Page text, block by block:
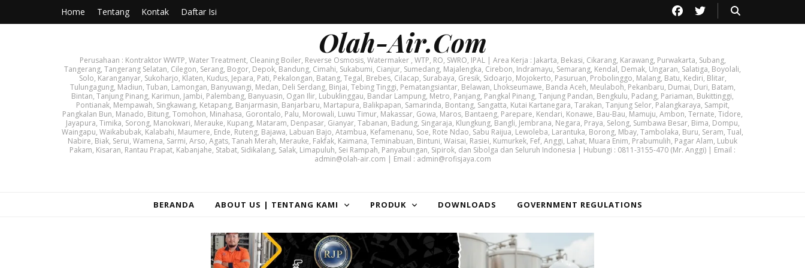
Home Tentang Kontak Daftar Isi
Olah-Air.Com
Perusahaan : Kontraktor WWTP, Water Treatment, Cleaning Boiler, Reverse Osmosis, Watermaker , WTP, RO, SWRO, IPAL | Area Kerja : Jakarta, Bekasi, Cikarang, Karawang, Purwakarta, Subang,
Tangerang, Tangerang Selatan, Cilegon, Serang, Bogor, Depok, Bandung, Cimahi, Sukabumi, Cianjur, Sumedang, Majalengka, Cirebon, Indramayu, Semarang, Kendal, Demak, Ungaran, Salatiga, Boyolali,
Solo, Karanganyar, Sukoharjo, Klaten, Kudus, Jepara, Pati, Pekalongan, Batang, Tegal, Brebes, Cilacap, Surabaya, Gresik, Sidoarjo, Mojokerto, Pasuruan, Probolinggo, Malang, Batu, Kediri, Blitar,
Tulungagung, Madiun, Tuban, Lamongan, Banyuwangi, Medan, Deli Serdang, Binjai, Tebing Tinggi, Pematangsiantar, Belawan, Lhokseumawe, Banda Aceh, Meulaboh, Pekanbaru, Dumai, Duri, Batam,
Bintan, Tanjung Pinang, Karimun, Jambi, Palembang, Banyuasin, Ogan Ilir, Lubuklinggau, Bandar Lampung, Metro, Panjang, Pangkal Pinang, Tanjung Pandan, Bengkulu, Padang, Pariaman, Bukittinggi,
Pontianak, Mempawah, Singkawang, Ketapang, Banjarmasin, Banjarbaru, Martapura, Balikpapan, Samarinda, Bontang, Sangatta, Kutai Kartanegara, Tarakan, Tanjung Selor, Palangkaraya, Sampit,
Pangkalan Bun, Manado, Bitung, Tomohon, Minahasa, Gorontalo, Palu, Morowali, Luwu Timur, Makassar, Gowa, Maros, Bantaeng, Parepare, Kendari, Konawe, Bau-Bau, Mamuju, Ambon, Ternate, Tidore,
Jayapura, Timika, Sorong, Manokwari, Merauke, Kupang, Mataram, Denpasar, Gianyar, Tabanan, Badung, Singaraja, Klungkung, Bangli, Jembrana, Negara, Praya, Selong, Sumbawa Besar, Bima, Dompu,
Waingapu, Waikabubak, Kalabahi, Maumere, Ende, Ruteng, Bajawa, Labuan Bajo, Atambua, Kefamenanu, Soe, Rote Ndao, Sabu Raijua, Lewoleba, Larantuka, Borong, Mbay, Tambolaka, Buru, Seram, Tual,
Nabire, Biak, Serui, Wamena, Sarmi, Arso, Agats, Tanah Merah, Merauke, Fakfak, Kaimana, Teminabuan, Bintuni, Waisai, Rasiei, Kumurkek, Fef, Anggi, Lahat, Muara Enim, Prabumulih, Pagar Alam, Lubuk
Pakam, Kisaran, Rantau Prapat, Kabanjahe, Stabat, Sidikalang, Salak, Limapuluh, Sei Rampah, Panyabungan, Sipirok, dan Sibolga dan Seluruh Indonesia | Hubungi : 0811-3155-470 (Mr. Anggi) | Email :
admin@olah-air.com | Email : admin@rofisjaya.com
BERANDA ABOUT US | TENTANG KAMI PRODUK DOWNLOADS GOVERNMENT REGULATIONS